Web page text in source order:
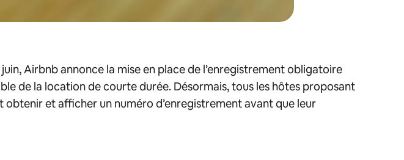
Airbnb annonce la mise en place de l’enregistrement obligatoire
de la location de courte durée. Désormais, tous les hôtes proposant
et afficher un numéro d’enregistrement avant que leur